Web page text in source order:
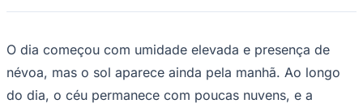
UFC
MLB
NHL
O dia começou com umidade elevada e presença de
névoa, mas o sol aparece ainda pela manhã. Ao longo
do dia, o céu permanece com poucas nuvens, e a